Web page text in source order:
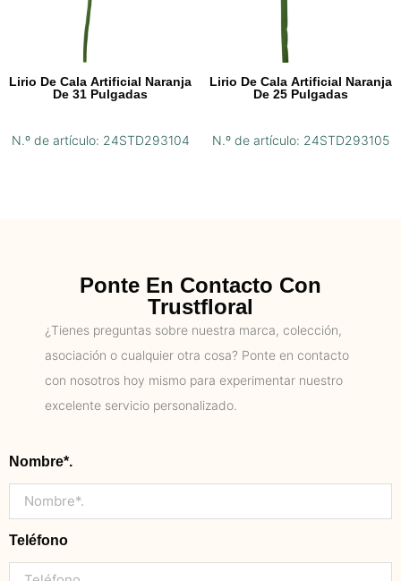
Lirio De Cala Artificial Naranja
De 31 Pulgadas
N.º de artículo: 24STD293104
Lirio De Cala Artificial Naranja
De 25 Pulgadas
N.º de artículo: 24STD293105
Ponte En Contacto Con
Trustfloral
¿Tienes preguntas sobre nuestra marca, colección,
asociación o cualquier otra cosa? Ponte en contacto
con nosotros hoy mismo para experimentar nuestro
excelente servicio personalizado.
Nombre*.
Teléfono